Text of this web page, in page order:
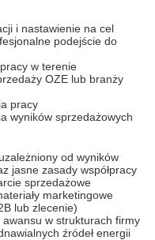
i nastawienie na cel
podejście do
w terenie
OZE lub branży
pracy
wyników sprzedażowych
od wyników
jasne zasady współpracy
sprzedażowe
marketingowe
lub zlecenie)
w strukturach firmy
źródeł energii